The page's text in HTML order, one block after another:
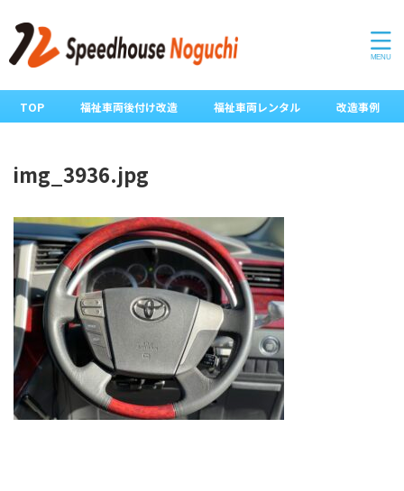
TOP 福祉車両後付け改造 福祉車両レンタル 改造事例
img_3936.jpg